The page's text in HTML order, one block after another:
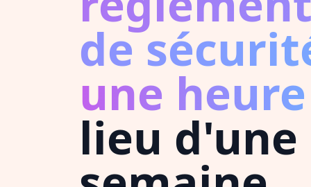
de
une heure
lieu d'une